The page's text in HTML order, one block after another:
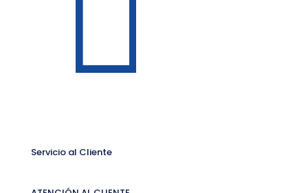
Servicio al Cliente